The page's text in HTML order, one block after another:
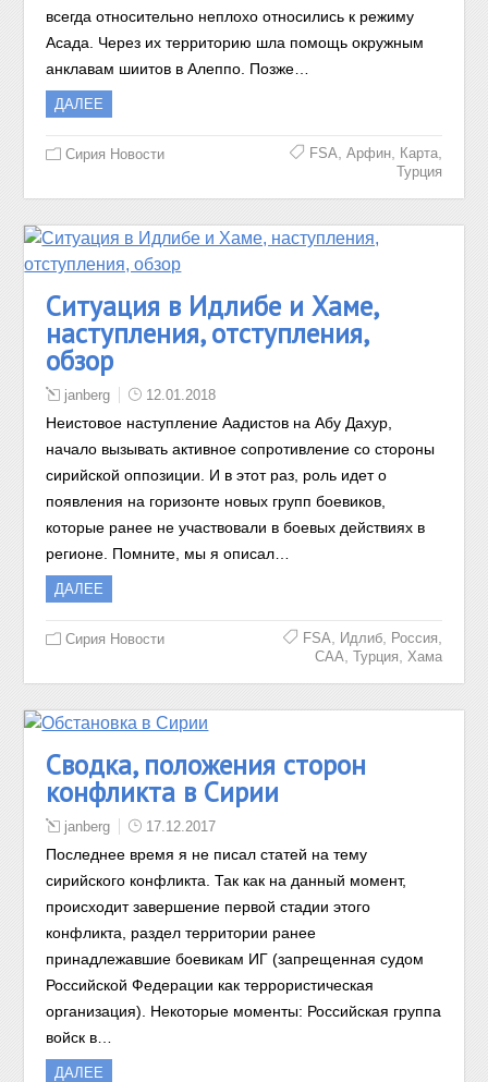
всегда относительно неплохо относились к режиму
Асада. Через их территорию шла помощь окружным
анклавам шиитов в Алеппо. Позже…
ДАЛЕЕ
Сирия Новости FSA Арфин, Карта,
Турция
Ситуация в Идлибе и Хаме,
наступления, отступления,
обзор
janberg 12.01.2018
Неистовое наступление Аадистов на Абу Дахур,
начало вызывать активное сопротивление со стороны
сирийской оппозиции. И в этот раз, роль идет о
появления на горизонте новых групп боевиков,
которые ранее не участвовали в боевых действиях в
регионе. Помните, мы я описал…
ДАЛЕЕ
Сирия Новости FSA Идлиб, Россия
САА Турция Хама
Сводка, положения сторон
конфликта в Сирии
janberg 17.12.2017
Последнее время я не писал статей на тему
сирийского конфликта. Так как на данный момент,
происходит завершение первой стадии этого
конфликта, раздел территории ранее
принадлежавшие боевикам ИГ (запрещенная судом
Российской Федерации как террористическая
организация). Некоторые моменты: Российская группа
войск в…
ДАЛЕЕ